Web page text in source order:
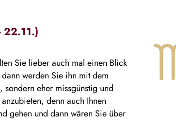
22.11.)
Sie lieber auch mal einen Blick
werden Sie ihn mit dem
sondern eher missgünstig und
denn auch Ihnen
gehen und dann wären Sie über